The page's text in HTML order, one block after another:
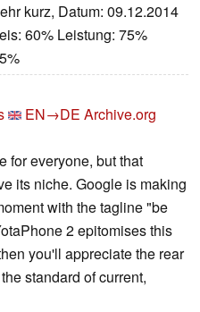
kurz, Datum: 09.12.2014
60% Leistung: 75%
EN→DE Archive.org
for everyone, but that
its niche. Google is making
with the tagline "be
2 epitomises this
you'll appreciate the rear
standard of current,